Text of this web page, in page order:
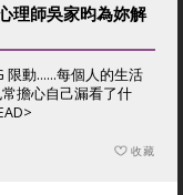
理師吳家昀為妳解
限動……每個人的生活
擔心自己漏看了什
收藏